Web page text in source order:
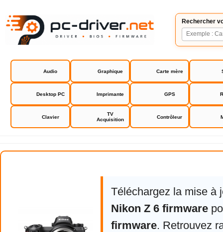
Rechercher
Audio Graphique Carte mère
Desktop PC Imprimante GPS
Clavier
TV
Acquisition
Contrôleur
Nikon Z6 firmware
Téléchargez la mise à
Nikon Z 6 firmware
firmware. Retrouvez